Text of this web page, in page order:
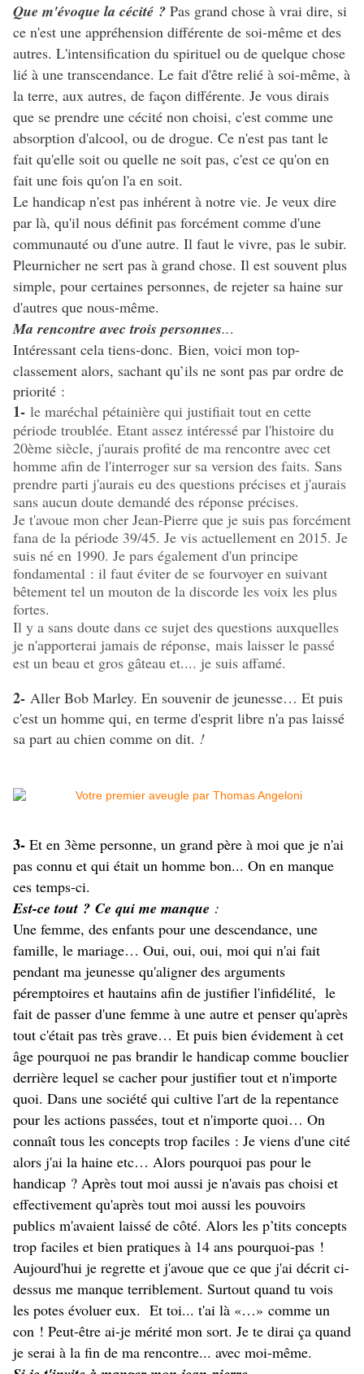
Que m'évoque la cécité ? Pas grand chose à vrai dire, si
ce n'est une appréhension différente de soi-même et des
autres. L'intensification du spirituel ou de quelque chose
lié à une transcendance. Le fait d'être relié à soi-même, à
la terre, aux autres, de façon différente. Je vous dirais
que se prendre une cécité non choisi, c'est comme une
absorption d'alcool, ou de drogue. Ce n'est pas tant le
fait qu'elle soit ou quelle ne soit pas, c'est ce qu'on en
fait une fois qu'on l'a en soit.
Le handicap n'est pas inhérent à notre vie. Je veux dire
par là, qu'il nous définit pas forcément comme d'une
communauté ou d'une autre. Il faut le vivre, pas le subir.
Pleurnicher ne sert pas à grand chose. Il est souvent plus
simple, pour certaines personnes, de rejeter sa haine sur
d'autres que nous-même.
Ma rencontre avec trois personnes...
Intéressant cela tiens-donc. Bien, voici mon top-
classement alors, sachant qu’ils ne sont pas par ordre de
priorité :
1- le maréchal pétainière qui justifiait tout en cette
période troublée. Etant assez intéressé par l'histoire du
20ème siècle, j'aurais profité de ma rencontre avec cet
homme afin de l'interroger sur sa version des faits. Sans
prendre parti j'aurais eu des questions précises et j'aurais
sans aucun doute demandé des réponse précises.
Je t'avoue mon cher Jean-Pierre que je suis pas forcément
fana de la période 39/45. Je vis actuellement en 2015. Je
suis né en 1990. Je pars également d'un principe
fondamental : il faut éviter de se fourvoyer en suivant
bêtement tel un mouton de la discorde les voix les plus
fortes.
Il y a sans doute dans ce sujet des questions auxquelles
je n'apporterai jamais de réponse, mais laisser le passé
est un beau et gros gâteau et.... je suis affamé.
2- Aller Bob Marley. En souvenir de jeunesse… Et puis
c'est un homme qui, en terme d'esprit libre n'a pas laissé
sa part au chien comme on dit. !
3- Et en 3ème personne, un grand père à moi que je n'ai
pas connu et qui était un homme bon... On en manque
ces temps-ci.
Est-ce tout ? Ce qui me manque :
Une femme, des enfants pour une descendance, une
famille, le mariage… Oui, oui, oui, moi qui n'ai fait
pendant ma jeunesse qu'aligner des arguments
péremptoires et hautains afin de justifier l'infidélité, le
fait de passer d'une femme à une autre et penser qu'après
tout c'était pas très grave… Et puis bien évidement à cet
âge pourquoi ne pas brandir le handicap comme bouclier
derrière lequel se cacher pour justifier tout et n'importe
quoi. Dans une société qui cultive l'art de la repentance
pour les actions passées, tout et n'importe quoi… On
connaît tous les concepts trop faciles : Je viens d'une cité
alors j'ai la haine etc… Alors pourquoi pas pour le
handicap ? Après tout moi aussi je n'avais pas choisi et
effectivement qu'après tout moi aussi les pouvoirs
publics m'avaient laissé de côté. Alors les p’tits concepts
trop faciles et bien pratiques à 14 ans pourquoi-pas !
Aujourd'hui je regrette et j'avoue que ce que j'ai décrit ci-
dessus me manque terriblement. Surtout quand tu vois
les potes évoluer eux. Et toi... t'ai là «…» comme un
con ! Peut-être ai-je mérité mon sort. Je te dirai ça quand
je serai à la fin de ma rencontre... avec moi-même.